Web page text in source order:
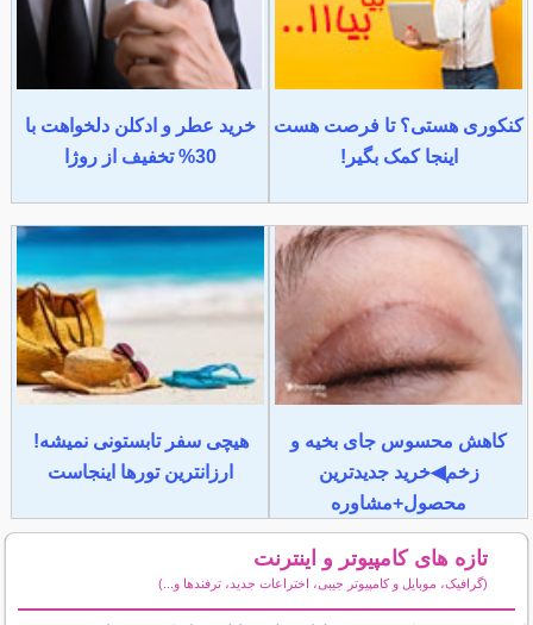
کنکوری هستی؟ تا فرصت هست
اینجا کمک بگیر!
خرید عطر و ادکلن دلخواهت با
30% تخفیف از روژا
کاهش محسوس جای بخیه و
زخم◀خرید جدیدترین
محصول+مشاوره
هیچی سفر تابستونی نمیشه!
ارزانترین تورها اینجاست
تازه های کامپیوتر و اینترنت
(گرافیک، موبایل و کامپیوتر جیبی، اختراعات جدید، ترفندها و...)